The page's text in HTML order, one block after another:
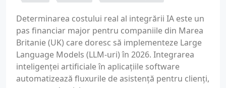
Determinarea costului real al integrării IA este un
pas financiar major pentru companiile din Marea
Britanie (UK) care doresc să implementeze Large
Language Models (LLM-uri) în 2026. Integrarea
inteligenței artificiale în aplicațiile software
automatizează fluxurile de asistență pentru clienți,